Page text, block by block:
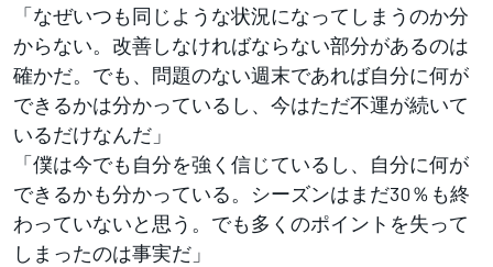
「なぜいつも同じような状況になってしまうのか分
からない。改善しなければならない部分があるのは
確かだ。でも、問題のない週末であれば自分に何が
できるかは分かっているし、今はただ不運が続いて
いるだけなんだ」
「僕は今でも自分を強く信じているし、自分に何が
できるかも分かっている。シーズンはまだ30％も終
わっていないと思う。でも多くのポイントを失って
しまったのは事実だ」